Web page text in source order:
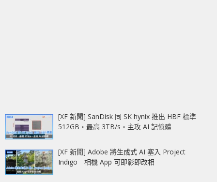
[XF 新聞] SanDisk 同 SK hynix 推出 HBF 標準
512GB‧最高 3TB/s‧主攻 AI 記憶體
[XF 新聞] Adobe 將生成式 AI 塞入 Project
Indigo 相機 App 可即影即改相